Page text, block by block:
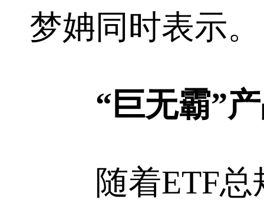
梦姌同时表示。
“巨无霸”产
随着ETF总